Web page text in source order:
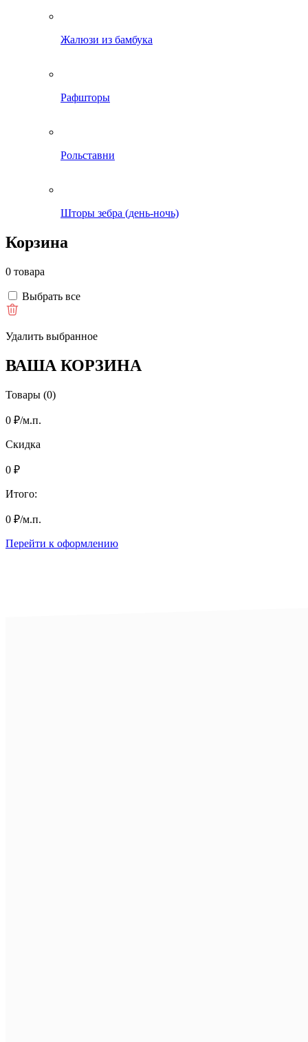
Жалюзи из бамбука
Рафшторы
Рольставни
Шторы зебра (день-ночь)
Корзина
0 товара
Выбрать все
Удалить выбранное
ВАША КОРЗИНА
Товары (0)
0 ₽/м.п.
Скидка
0 ₽
Итого:
0 ₽/м.п.
Перейти к оформлению